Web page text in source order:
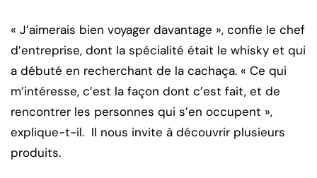
« J’aimerais bien voyager davantage », confie le chef
d’entreprise, dont la spécialité était le whisky et qui
a débuté en recherchant de la cachaça. « Ce qui
m’intéresse, c’est la façon dont c’est fait, et de
rencontrer les personnes qui s’en occupent »,
explique-t-il. Il nous invite à découvrir plusieurs
produits.